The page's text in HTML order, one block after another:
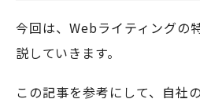
今回は、Webライティングの
説していきます。
この記事を参考にして、自社